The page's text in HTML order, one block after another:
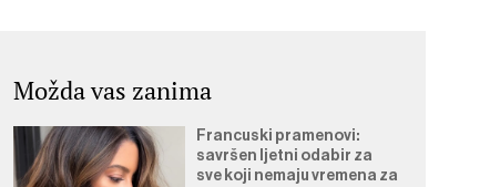
Možda vas zanima
Francuski pramenovi:
savršen ljetni odabir za
sve koji nemaju vremena za